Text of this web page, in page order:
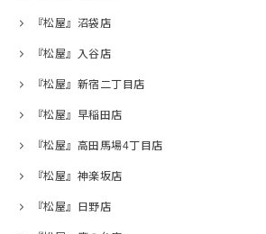
『松屋』沼袋店
『松屋』入谷店
『松屋』新宿二丁目店
『松屋』早稲田店
『松屋』高田馬場4丁目店
『松屋』神楽坂店
『松屋』日野店